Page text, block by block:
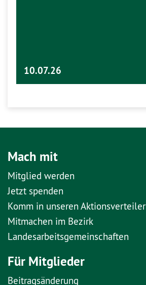
10.07.26
Mach mit
Mitglied werden
Jetzt spenden
Komm in unseren Aktionsverteiler
Mitmachen im Bezirk
Landesarbeitsgemeinschaften
Für Mitglieder
Beitragsänderung